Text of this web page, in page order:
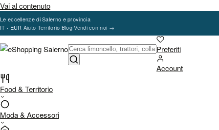
Vai al contenuto
Le eccellenze di Salerno e provincia
IT · EUR Aiuto Territorio BlogVendi con noi →
Preferiti
Account
Food & Territorio
Moda & Accessori